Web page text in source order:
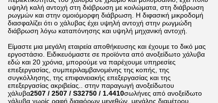
υψηλή καλή αντοχή στη διάβρωση με κοιλώματα, στη διάβρωση
ρωγμών και στην ομοιόμορφη διάβρωση. Η διφασική μικροδομή
διασφαλίζει ότι ο χάλυβας έχει υψηλή αντοχή στην ρωγμώδη
διάβρωση λόγω καταπόνησης και υψηλή μηχανική αντοχή.
Είμαστε μια μεγάλη εταιρεία αποθήκευσης και έχουμε το δικό μας
εργοστάσιο. Ειδικευόμαστε σε προϊόντα από ανοξείδωτο χάλυβα
εδώ και 20 χρόνια, μπορούμε να παρέχουμε υπηρεσίες
επεξεργασίας, συμπεριλαμβανομένης της κοπής, της
συγκόλλησης, της επιφανειακής επεξεργασίας και της
επεξεργασίας ακριβείας.. στην παραγωγή ανοξείδωτου
χάλυβα2507 / 2507 / S32750 / 1.4410σωλήνες από ανοξείδωτο
χάλυβα χωρίς ραφή διαφόρων μεγεθών, μεγάλης διαμέτρου,